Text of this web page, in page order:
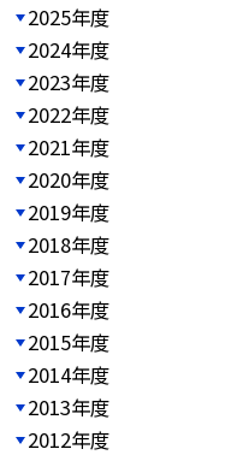
2025年度
2024年度
2023年度
2022年度
2021年度
2020年度
2019年度
2018年度
2017年度
2016年度
2015年度
2014年度
2013年度
2012年度